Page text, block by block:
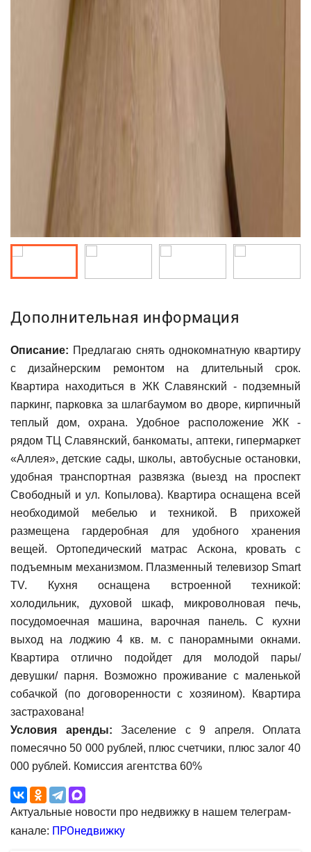
Дополнительная информация
Описание: Предлагаю снять однокомнатную квартиру
с дизайнерским ремонтом на длительный срок.
Квартира находиться в ЖК Славянский - подземный
паркинг, парковка за шлагбаумом во дворе, кирпичный
теплый дом, охрана. Удобное расположение ЖК -
рядом ТЦ Славянский, банкоматы, аптеки, гипермаркет
«Аллея», детские сады, школы, автобусные остановки,
удобная транспортная развязка (выезд на проспект
Свободный и ул. Копылова). Квартира оснащена всей
необходимой мебелью и техникой. В прихожей
размещена гардеробная для удобного хранения
вещей. Ортопедический матрас Аскона, кровать с
подъемным механизмом. Плазменный телевизор Smart
TV. Кухня оснащена встроенной техникой:
холодильник, духовой шкаф, микроволновая печь,
посудомоечная машина, варочная панель. С кухни
выход на лоджию 4 кв. м. с панорамными окнами.
Квартира отлично подойдет для молодой пары/
девушки/ парня. Возможно проживание с маленькой
собачкой (по договоренности с хозяином). Квартира
застрахована!
Условия аренды: Заселение с 9 апреля. Оплата
помесячно 50 000 рублей, плюс счетчики, плюс залог 40
000 рублей. Комиссия агентства 60%
Актуальные новости про недвижку в нашем телеграм-
канале: ПРОнедвижку